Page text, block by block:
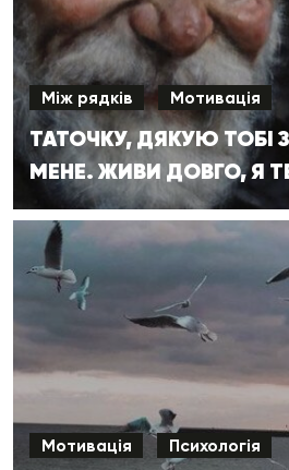
Між рядків Мотивація
ТАТОЧКУ, ДЯКУЮ ТОБІ
МЕНЕ. ЖИВИ ДОВГО, Я
Мотивація Психологія